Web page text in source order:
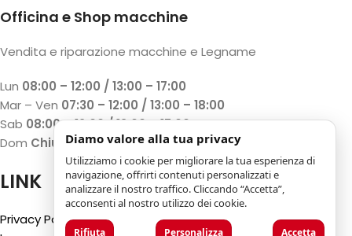
Officina e Shop macchine
Vendita e riparazione macchine e Legname
Lun 08:00 – 12:00 / 13:00 – 17:00
Mar – Ven 07:30 – 12:00 / 13:00 – 18:00
Sab 08:00 – 12:00 / 13:00 – 17:00
Dom Chiuso
LINK
Privacy Policy
Diamo valore alla tua privacy
Utilizziamo i cookie per migliorare la tua esperienza di
navigazione, offrirti contenuti personalizzati e
analizzare il nostro traffico. Cliccando “Accetta”,
acconsenti al nostro utilizzo dei cookie.
Rifiuta Personalizza Accetta